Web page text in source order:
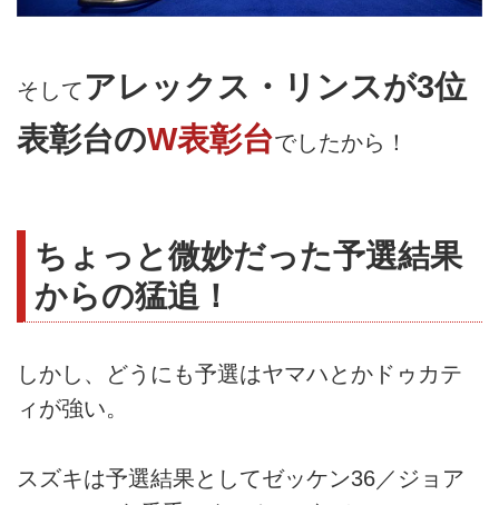
そして アレックス・リンスが3位
表彰台のW表彰台でしたから！
ちょっと微妙だった予選結果
からの猛追！
しかし、どうにも予選はヤマハとかドゥカテ
ィが強い。
スズキは予選結果としてゼッケン36／ジョア